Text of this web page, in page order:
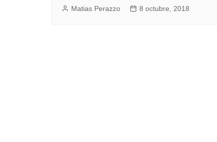
Matias Perazzo 8 octubre, 2018